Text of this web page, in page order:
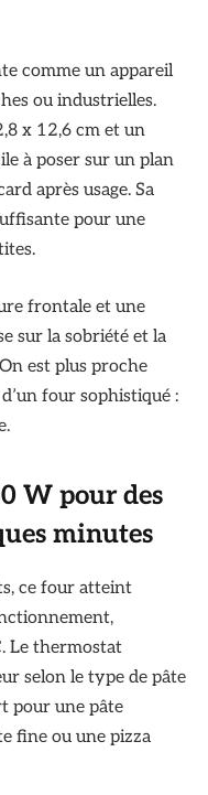
comme un appareil
ou industrielles.
x 12,6 cm et un
à poser sur un plan
après usage. Sa
pour une
frontale et une
sur la sobriété et la
est plus proche
four sophistiqué :
W pour des
minutes
ce four atteint
Le thermostat
selon le type de pâte
pour une pâte
fine ou une pizza